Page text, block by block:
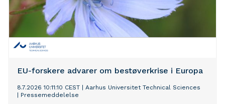
EU-forskere advarer om bestøverkrise i Europa
8.7.2026 10:11:10 CEST
Aarhus Universitet Technical Sciences
Pressemeddelelse